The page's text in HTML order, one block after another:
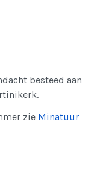
besteed aan
zie Minatuur